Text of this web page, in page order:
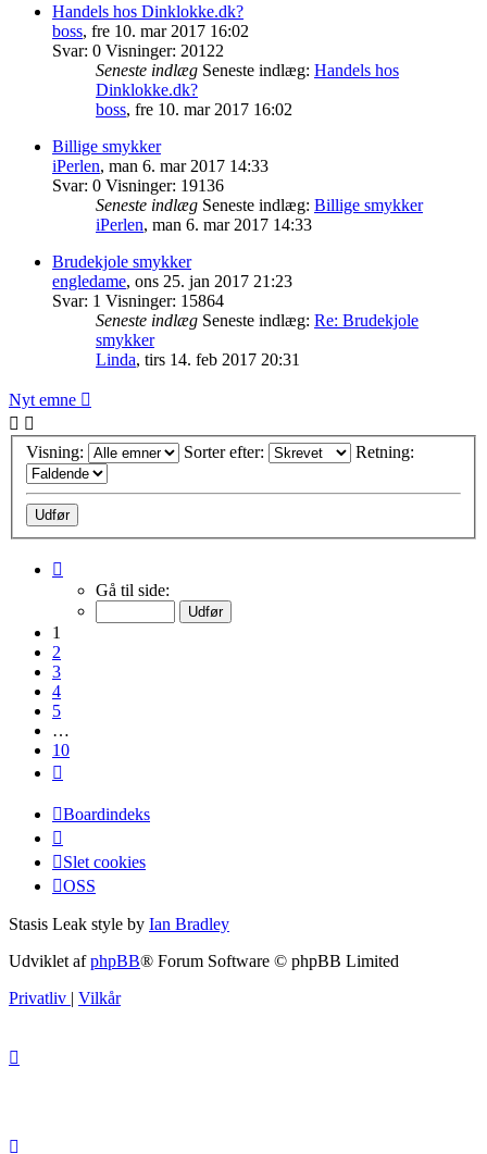
Handels hos Dinklokke.dk?
boss, fre 10. mar 2017 16:02
Svar: 0 Visninger: 20122
Seneste indlæg Seneste indlæg: Handels hos
Dinklokke.dk?
boss, fre 10. mar 2017 16:02
Billige smykker
iPerlen, man 6. mar 2017 14:33
Svar: 0 Visninger: 19136
Seneste indlæg Seneste indlæg: Billige smykker
iPerlen, man 6. mar 2017 14:33
Brudekjole smykker
engledame, ons 25. jan 2017 21:23
Svar: 1 Visninger: 15864
Seneste indlæg Seneste indlæg: Re: Brudekjole
smykker
Linda, tirs 14. feb 2017 20:31
Nyt emne
Visning: Sorter efter: Retning:
Gå til side:
1
2
3
4
5
…
10
Boardindeks
Slet cookies
OSS
Stasis Leak style by Ian Bradley
Udviklet afphpBB® Forum Software © phpBB Limited
Privatliv
Vilkår